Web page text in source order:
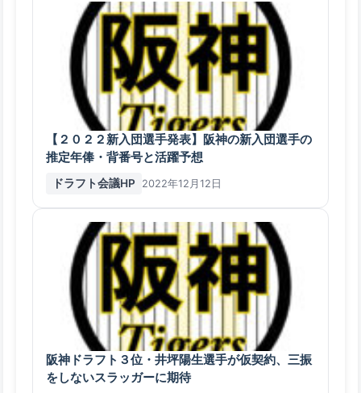
【２０２２新入団選手発表】阪神の新入団選手の
推定年俸・背番号と活躍予想
ドラフト会議HP 2022年12月12日
阪神ドラフト３位・井坪陽生選手が仮契約、三振
をしないスラッガーに期待